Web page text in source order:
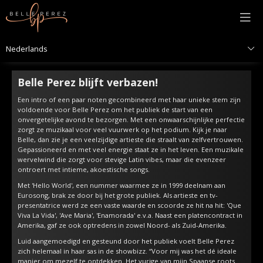
Belle Perez blijft verbazen!
Een intro of een paar noten gecombineerd met haar unieke stem zijn
voldoende voor Belle Perez om het publiek de start van een
onvergetelijke avond te bezorgen. Met een onwaarschijnlijke perfectie
zorgt ze muzikaal voor veel vuurwerk op het podium. Kijk je naar
Belle, dan zie je een veelzijdige artieste die straalt van zelfvertrouwen.
Gepassioneerd en met veel energie staat ze in het leven. Een muzikale
wervelwind die zorgt voor stevige Latin vibes, maar die evenzeer
ontroert met intieme, akoestische songs.
Met 'Hello World', een nummer waarmee ze in 1999 deelnam aan
Eurosong, brak ze door bij het grote publiek. Als artieste en tv-
presentatrice werd ze een vaste waarde en scoorde ze hit na hit: 'Que
Viva La Vida', 'Ave Maria', 'Enamorada' e.v.a. Naast een platencontract in
Amerika, gaf ze ook optredens in zowel Noord- als Zuid-Amerika.
Luid aangemoedigd en gesteund door het publiek voelt Belle Perez
zich helemaal in haar sas in de showbizz. “Voor mij was het dé ideale
manier om mezelf te ontdekken. Het vurige van mijn Spaanse roots